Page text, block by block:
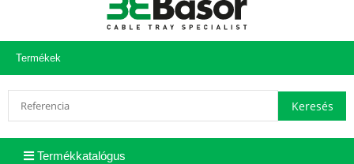
Termékek
Termékkatalógus